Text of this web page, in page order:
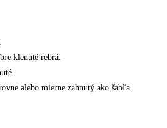
klenuté rebrá.
alebo mierne zahnutý ako šabľa.